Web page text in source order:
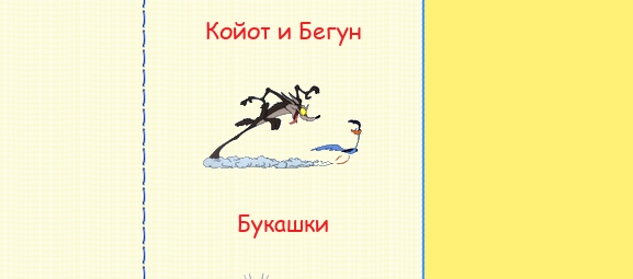
Койот и Бегун
Букашки